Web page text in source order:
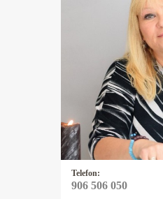
Telefon:
906 506 050
Výkladem z
vykládám karty
karty nevěští,
pravdu
nabízejí
problému. Tím
svobodnou vůli,
používám